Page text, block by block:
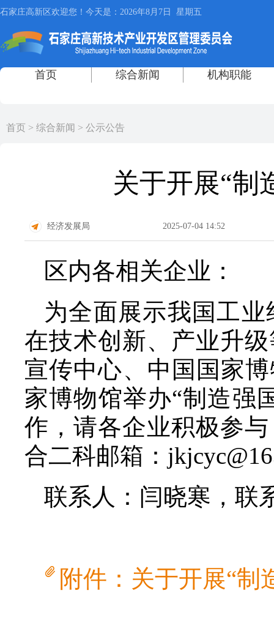
首页 > 综合新闻 > 公示公告
关于开展“制
经济发展局 2025-07-04 14:52
区内各相关企业：
为全面展示我国工
在技术创新、产业升
宣传中心、中国国家
家博物馆举办“制造强
作，请各企业积极参
合二科邮箱：
联系人：闫晓寒，联
附件：关于开展“制